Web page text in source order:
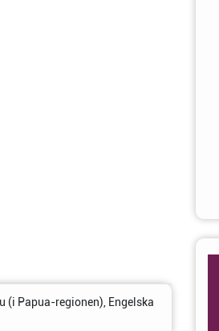
(i Papua-regionen), Engelska